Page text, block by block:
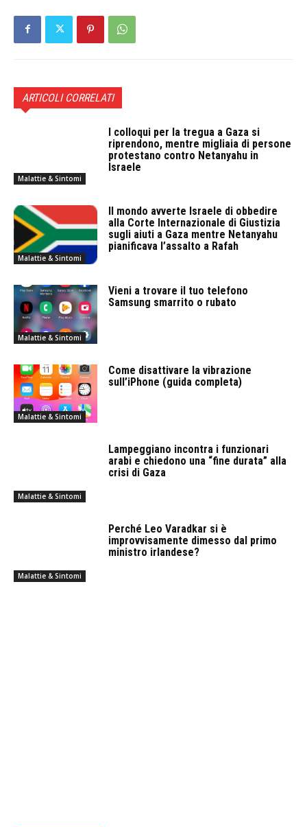
ARTICOLI CORRELATI
Malattie & Sintomi
I colloqui per la tregua a Gaza si
riprendono, mentre migliaia di persone
protestano contro Netanyahu in
Israele
Malattie & Sintomi
Il mondo avverte Israele di obbedire
alla Corte Internazionale di Giustizia
sugli aiuti a Gaza mentre Netanyahu
pianificava l’assalto a Rafah
Malattie & Sintomi
Vieni a trovare il tuo telefono
Samsung smarrito o rubato
Malattie & Sintomi
Come disattivare la vibrazione
sull’iPhone (guida completa)
Malattie & Sintomi
Lampeggiano incontra i funzionari
arabi e chiedono una “fine durata” alla
crisi di Gaza
Malattie & Sintomi
Perché Leo Varadkar si è
improvvisamente dimesso dal primo
ministro irlandese?